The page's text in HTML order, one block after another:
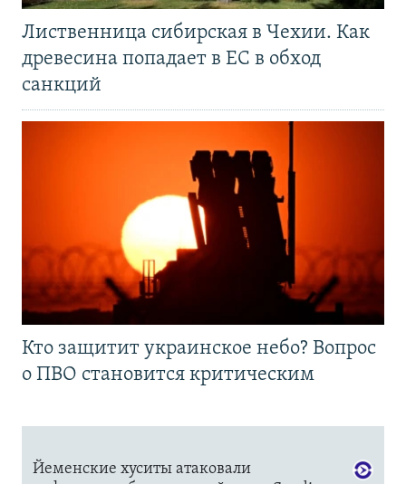
Лиственница сибирская в Чехии. Как
древесина попадает в ЕС в обход
санкций
Кто защитит украинское небо? Вопрос
о ПВО становится критическим